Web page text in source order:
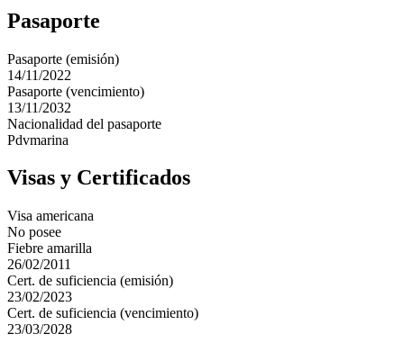
Pasaporte
Pasaporte (emisión)
14/11/2022
Pasaporte (vencimiento)
13/11/2032
Nacionalidad del pasaporte
Pdvmarina
Visas y Certificados
Visa americana
No posee
Fiebre amarilla
26/02/2011
Cert. de suficiencia (emisión)
23/02/2023
Cert. de suficiencia (vencimiento)
23/03/2028